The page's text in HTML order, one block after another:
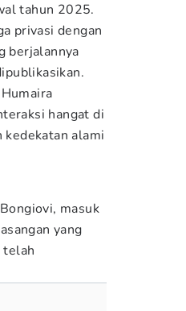
tahun 2025.
privasi dengan
berjalannya
hangat di
alami
masuk
yang
telah